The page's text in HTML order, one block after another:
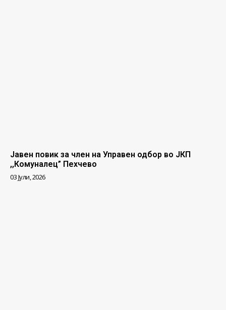
Јавен повик за член на Управен одбор во ЈКП
,,Комуналец” Пехчево
03 Јули, 2026